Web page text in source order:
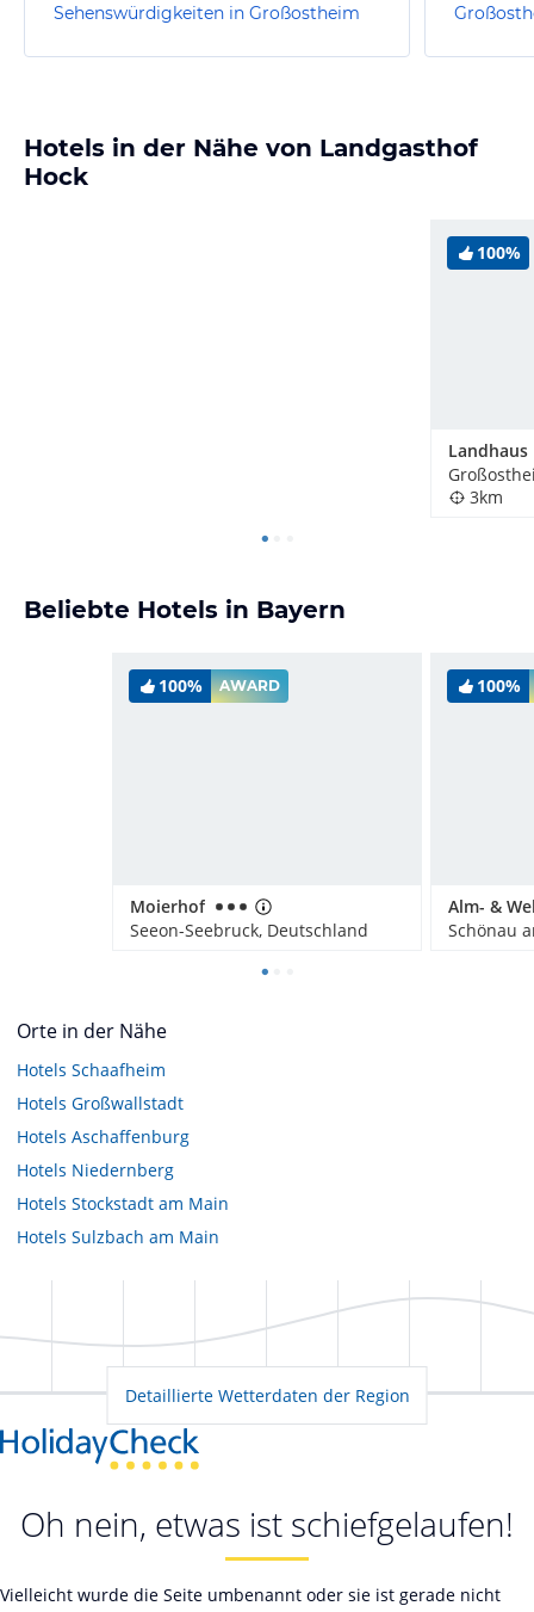
Sehenswürdigkeiten in Großostheim
Hotels in der Nähe von Landgasthof
Hock
100%
3km
Beliebte Hotels in Bayern
100% AWARD
Moierhof
Seeon-Seebruck, Deutschland
100%
Orte in der Nähe
Hotels Schaafheim
Hotels Großwallstadt
Hotels Aschaffenburg
Hotels Niedernberg
Hotels Stockstadt am Main
Hotels Sulzbach am Main
Detaillierte Wetterdaten der Region
Oh nein, etwas ist schiefgelaufen!
Vielleicht wurde die Seite umbenannt oder sie ist gerade nicht